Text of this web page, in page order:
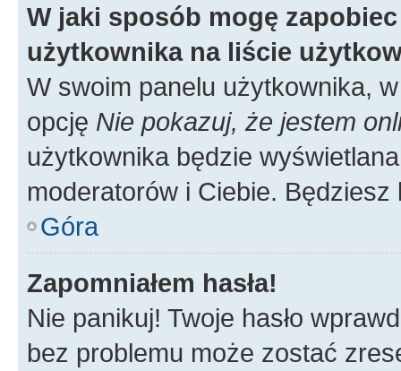
W jaki sposób mogę
użytkownika na liście
W swoim panelu użytkownika,
opcję Nie pokazuj, że jestem
użytkownika będzie
moderatorów i Ciebie.
Góra
Zapomniałem hasła!
Nie panikuj! Twoje hasło
bez problemu może zostać